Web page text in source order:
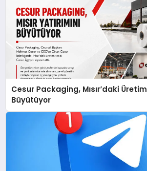
Cesur Packaging, Mısır’daki
Büyütüyor